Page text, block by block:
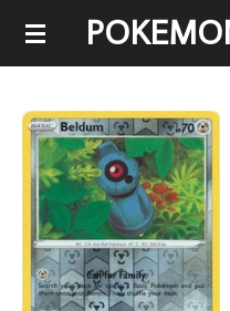
Ga
de
hoofdinhoud